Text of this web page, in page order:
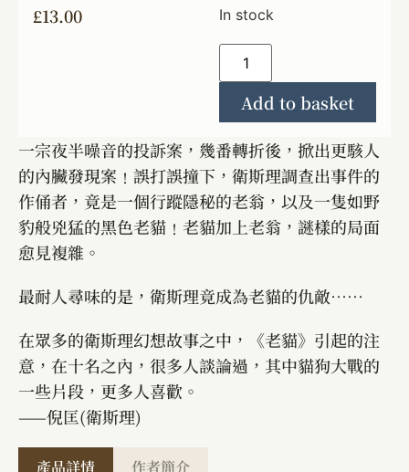
£13.00 In stock
Add to basket
一宗夜半噪音的投訴案，幾番轉折後，掀出更駭人
的內臟發現案﹗誤打誤撞下，衛斯理調查出事件的
作俑者，竟是一個行蹤隱秘的老翁，以及一隻如野
豹般兇猛的黑色老貓﹗老貓加上老翁，謎樣的局面
愈見複雜。
最耐人尋味的是，衛斯理竟成為老貓的仇敵……
在眾多的衛斯理幻想故事之中，《老貓》引起的注
意，在十名之內，很多人談論過，其中貓狗大戰的
一些片段，更多人喜歡。
——倪匡(衛斯理)
產品詳情 作者簡介